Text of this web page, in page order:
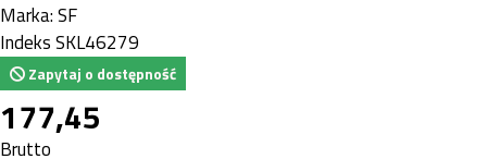
Marka:SF
IndeksSKL46279
Zapytaj o dostępność
177,45
Brutto